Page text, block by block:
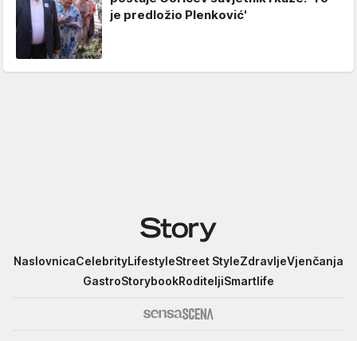
je predložio Plenković'
Story
NaslovnicaCelebrityLifestyleStreet StyleZdravljeVjenčanja
GastroStorybookRoditeljiSmartlife